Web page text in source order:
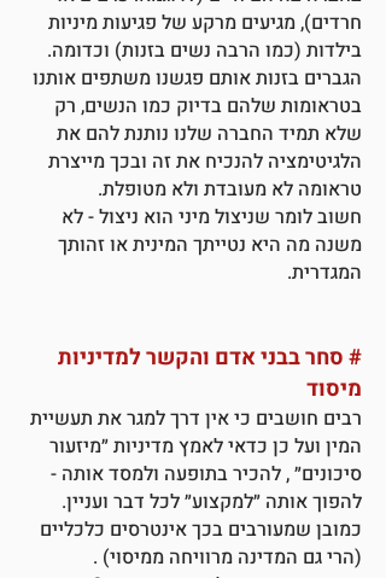
חרדים), מגיעים מרקע של פגיעות מיניות
בילדות (כמו הרבה נשים בזנות) וכדומה.
הגברים בזנות אותם פגשנו משתפים אותנו
בטראומות שלהם בדיוק כמו הנשים, רק
שלא תמיד החברה שלנו נותנת להם את
הלגיטימציה להנכיח את זה ובכך מייצרת
טראומה לא מעובדת ולא מטופלת.
חשוב לומר שניצול מיני הוא ניצול - לא
משנה מה היא נטייתך המינית או זהותך
המגדרית.
#סחר בבני אדם והקשר למדיניות
מיסוד
רבים חושבים כי אין דרך למגר את תעשיית
המין ועל כן כדאי לאמץ מדיניות ״מיזעור
סיכונים״ , להכיר בתופעה ולמסד אותה -
להפוך אותה ״למקצוע״ לכל דבר ועניין.
כמובן שמעורבים בכך אינטרסים כלכליים
(הרי גם המדינה מרוויחה ממיסוי) .